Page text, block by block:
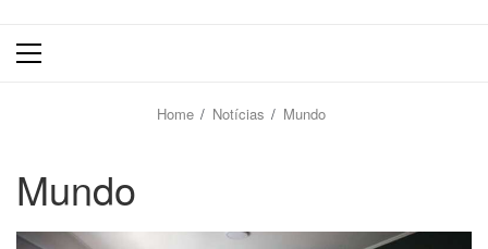
Primary
Home Notícias Mundo
Mundo